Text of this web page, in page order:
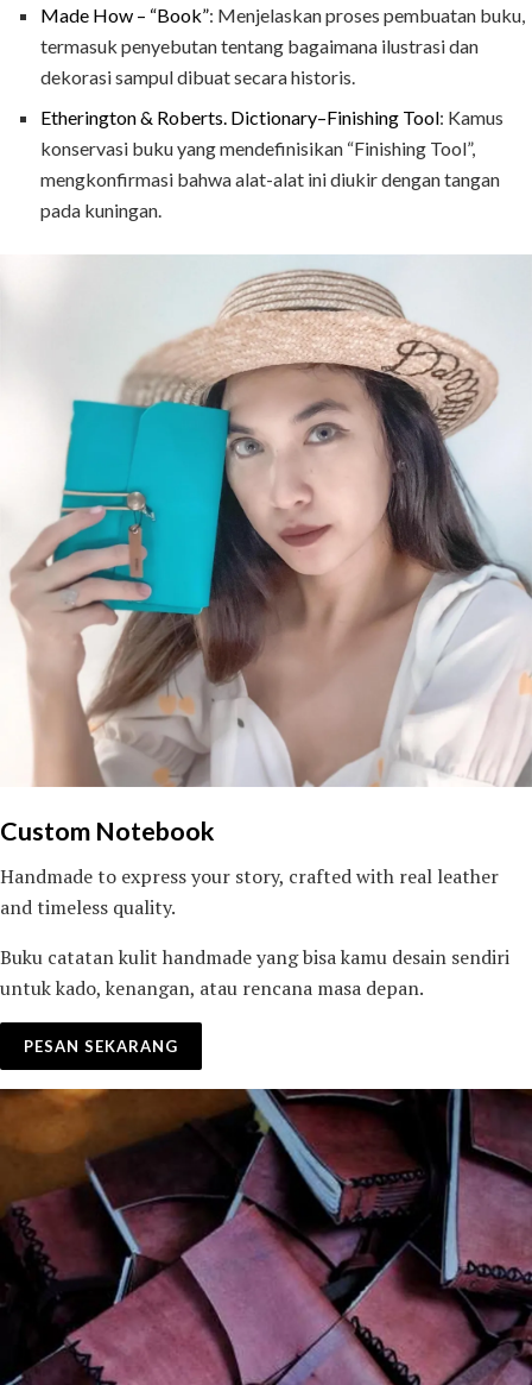
Made How – “Book”: Menjelaskan proses pembuatan buku,
termasuk penyebutan tentang bagaimana ilustrasi dan
dekorasi sampul dibuat secara historis.
Etherington & Roberts. Dictionary–Finishing Tool: Kamus
konservasi buku yang mendefinisikan “Finishing Tool”,
mengkonfirmasi bahwa alat-alat ini diukir dengan tangan
pada kuningan.
Custom Notebook
Handmade to express your story, crafted with real leather
and timeless quality.
Buku catatan kulit handmade yang bisa kamu desain sendiri
untuk kado, kenangan, atau rencana masa depan.
PESAN SEKARANG